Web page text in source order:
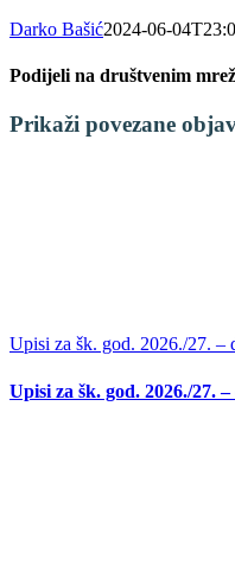
Darko Bašić2024-06-
Podijeli na društvenim
Facebook
X
LinkedIn
WhatsApp
Tumblr
Pinterest
Email:
Prikaži povezane
Upisi za šk. god. 2026./27. –
Upisi za šk. god. 2026./27.